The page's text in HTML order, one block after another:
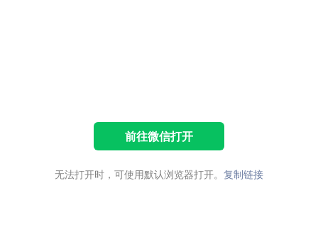
前往微信打开
无法打开时，可使用默认浏览器打开。 复制链接